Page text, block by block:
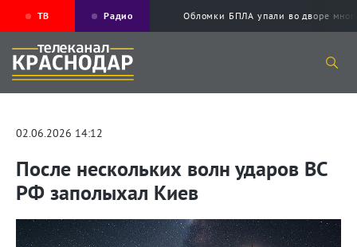
ТВ Радио Обломки БПЛА упали во дворе
02.06.2026 14:12
После нескольких волн ударов ВС
РФ заполыхал Киев